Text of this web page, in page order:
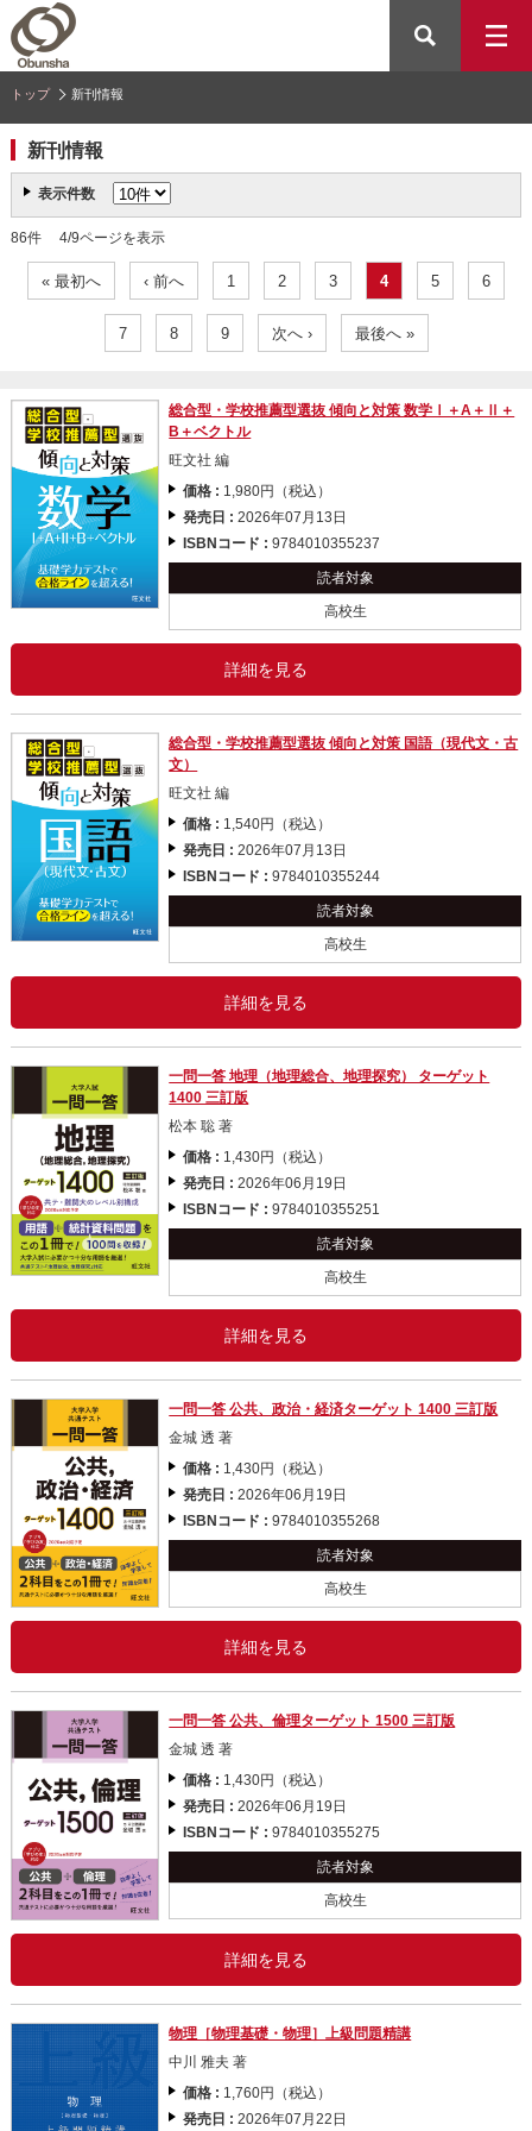
トップ 新刊情報
新刊情報
表示件数
86件 4/9ページを表示
« 最初へ ‹ 前へ 1 2 3 4 5 6
7 8 9 次へ › 最後へ »
総合型・学校推薦型選抜 傾向と対策 数学Ⅰ＋A＋Ⅱ＋
B＋ベクトル
旺文社 編
価格 : 1,980円（税込）
発売日 :2026年07月13日
ISBNコード :9784010355237
読者対象
高校生
詳細を見る
総合型・学校推薦型選抜 傾向と対策 国語（現代文・古
文）
旺文社 編
価格 : 1,540円（税込）
発売日 :2026年07月13日
ISBNコード :9784010355244
読者対象
高校生
詳細を見る
一問一答 地理（地理総合、地理探究） ターゲット
1400 三訂版
松本 聡 著
価格 : 1,430円（税込）
発売日 :2026年06月19日
ISBNコード :9784010355251
読者対象
高校生
詳細を見る
一問一答 公共、政治・経済ターゲット 1400 三訂版
金城 透 著
価格 : 1,430円（税込）
発売日 :2026年06月19日
ISBNコード :9784010355268
読者対象
高校生
詳細を見る
一問一答 公共、倫理ターゲット 1500 三訂版
金城 透 著
価格 : 1,430円（税込）
発売日 :2026年06月19日
ISBNコード :9784010355275
読者対象
高校生
詳細を見る
物理［物理基礎・物理］上級問題精講
中川 雅夫 著
価格 : 1,760円（税込）
発売日 :2026年07月22日